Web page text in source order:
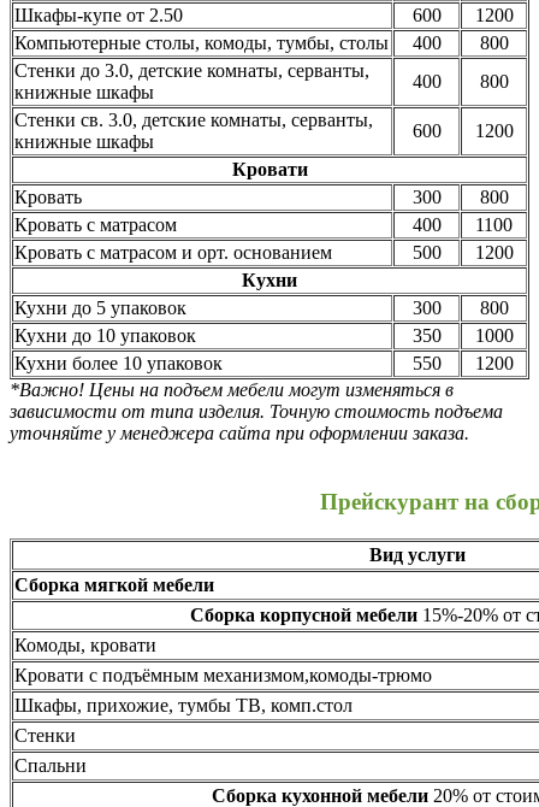
Шкафы-купе от 2.50
600
1200
Компьютерные столы, комоды, тумбы, столы
400
800
Стенки до 3.0, детские комнаты, серванты,
книжные шкафы
400
800
Стенки св. 3.0, детские комнаты, серванты,
книжные шкафы
600
1200
Кровати
Кровать
300
800
Кровать с матрасом
400
1100
Кровать с матрасом и орт. основанием
500
1200
Кухни
Кухни до 5 упаковок
300
800
Кухни до 10 упаковок
350
1000
Кухни более 10 упаковок
550
1200
*Важно! Цены на подъем мебели могут изменяться в
зависимости от типа изделия. Точную стоимость подъема
уточняйте у менеджера сайта при оформлении заказа.
Прейскурант на
Вид услуги
Сборка мягкой мебели
Сборка корпусной мебели15%-20% от
Комоды, кровати
Кровати с подъёмным механизмом,комоды-трюмо
Шкафы, прихожие, тумбы ТВ, комп.стол
Стенки
Спальни
Сборка кухонной мебели20% от